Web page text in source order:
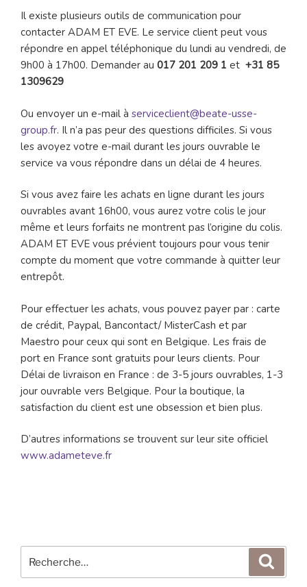
Il existe plusieurs outils de communication pour
contacter ADAM ET EVE. Le service client peut vous
répondre en appel téléphonique du lundi au vendredi, de
9h00 à 17h00. Demander au 017 201 209 1 et +31 85
1309629
Ou envoyer un e-mail à serviceclient@beate-usse-
group.fr. Il n’a pas peur des questions difficiles. Si vous
les avoyez votre e-mail durant les jours ouvrable le
service va vous répondre dans un délai de 4 heures.
Si vous avez faire les achats en ligne durant les jours
ouvrables avant 16h00, vous aurez votre colis le jour
même et leurs forfaits ne montrent pas l’origine du colis.
ADAM ET EVE vous prévient toujours pour vous tenir
compte du moment que votre commande à quitter leur
entrepôt.
Pour effectuer les achats, vous pouvez payer par : carte
de crédit, Paypal, Bancontact/ MisterCash et par
Maestro pour ceux qui sont en Belgique. Les frais de
port en France sont gratuits pour leurs clients. Pour
Délai de livraison en France : de 3-5 jours ouvrables, 1-3
jour ouvrable vers Belgique. Pour la boutique, la
satisfaction du client est une obsession et bien plus.
D’autres informations se trouvent sur leur site officiel
www.adameteve.fr
pour